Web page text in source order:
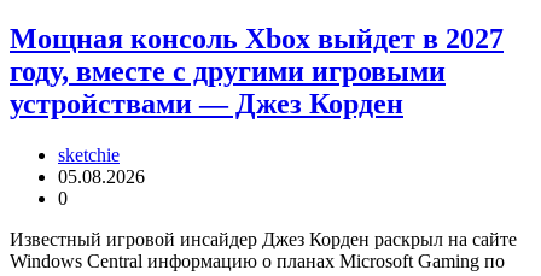
Мощная консоль Xbox выйдет в 2027
году, вместе с другими игровыми
устройствами — Джез Корден
sketchie
05.08.2026
0
Известный игровой инсайдер Джез Корден раскрыл на сайте
Windows Central информацию о планах Microsoft Gaming по